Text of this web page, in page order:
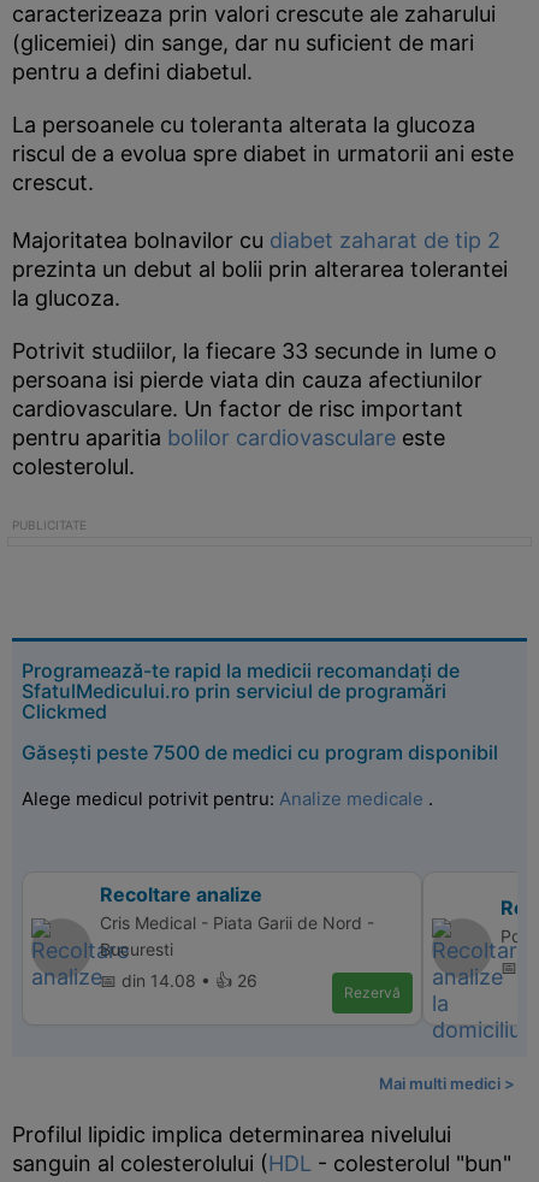
caracterizeaza prin valori crescute ale zaharului
(glicemiei) din sange, dar nu suficient de mari
pentru a defini diabetul.
La persoanele cu toleranta alterata la glucoza
riscul de a evolua spre diabet in urmatorii ani este
crescut.
Majoritatea bolnavilor cu diabet zaharat de tip 2
prezinta un debut al bolii prin alterarea tolerantei
la glucoza.
Potrivit studiilor, la fiecare 33 secunde in lume o
persoana isi pierde viata din cauza afectiunilor
cardiovasculare. Un factor de risc important
pentru aparitia bolilor cardiovasculare este
colesterolul.
Programează-te rapid la medicii recomandați de
SfatulMedicului.ro prin serviciul de programări
Clickmed
Găsești peste 7500 de medici cu program disponibil
Alege medicul potrivit pentru: Analize medicale .
Recoltare analize
Cris Medical - Piata Garii de Nord -
Bucuresti
📅 din 14.08 • 👍 26
Rezervă
📅
Mai multi medici >
Profilul lipidic implica determinarea nivelului
sanguin al colesterolului (HDL - colesterolul "bun"